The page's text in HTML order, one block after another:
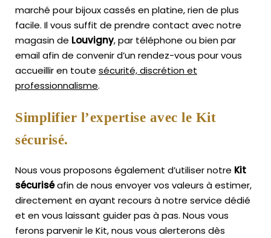
marché pour bijoux cassés en platine, rien de plus
facile. Il vous suffit de prendre contact avec notre
magasin de Louvigny, par téléphone ou bien par
email afin de convenir d’un rendez-vous pour vous
accueillir en toute sécurité, discrétion et
professionnalisme.
Simplifier l’expertise avec le Kit
sécurisé.
Nous vous proposons également d’utiliser notre Kit
sécuriséafin de nous envoyer vos valeurs à estimer,
directement en ayant recours à notre service dédié
et en vous laissant guider pas à pas. Nous vous
ferons parvenir le Kit, nous vous alerterons dès